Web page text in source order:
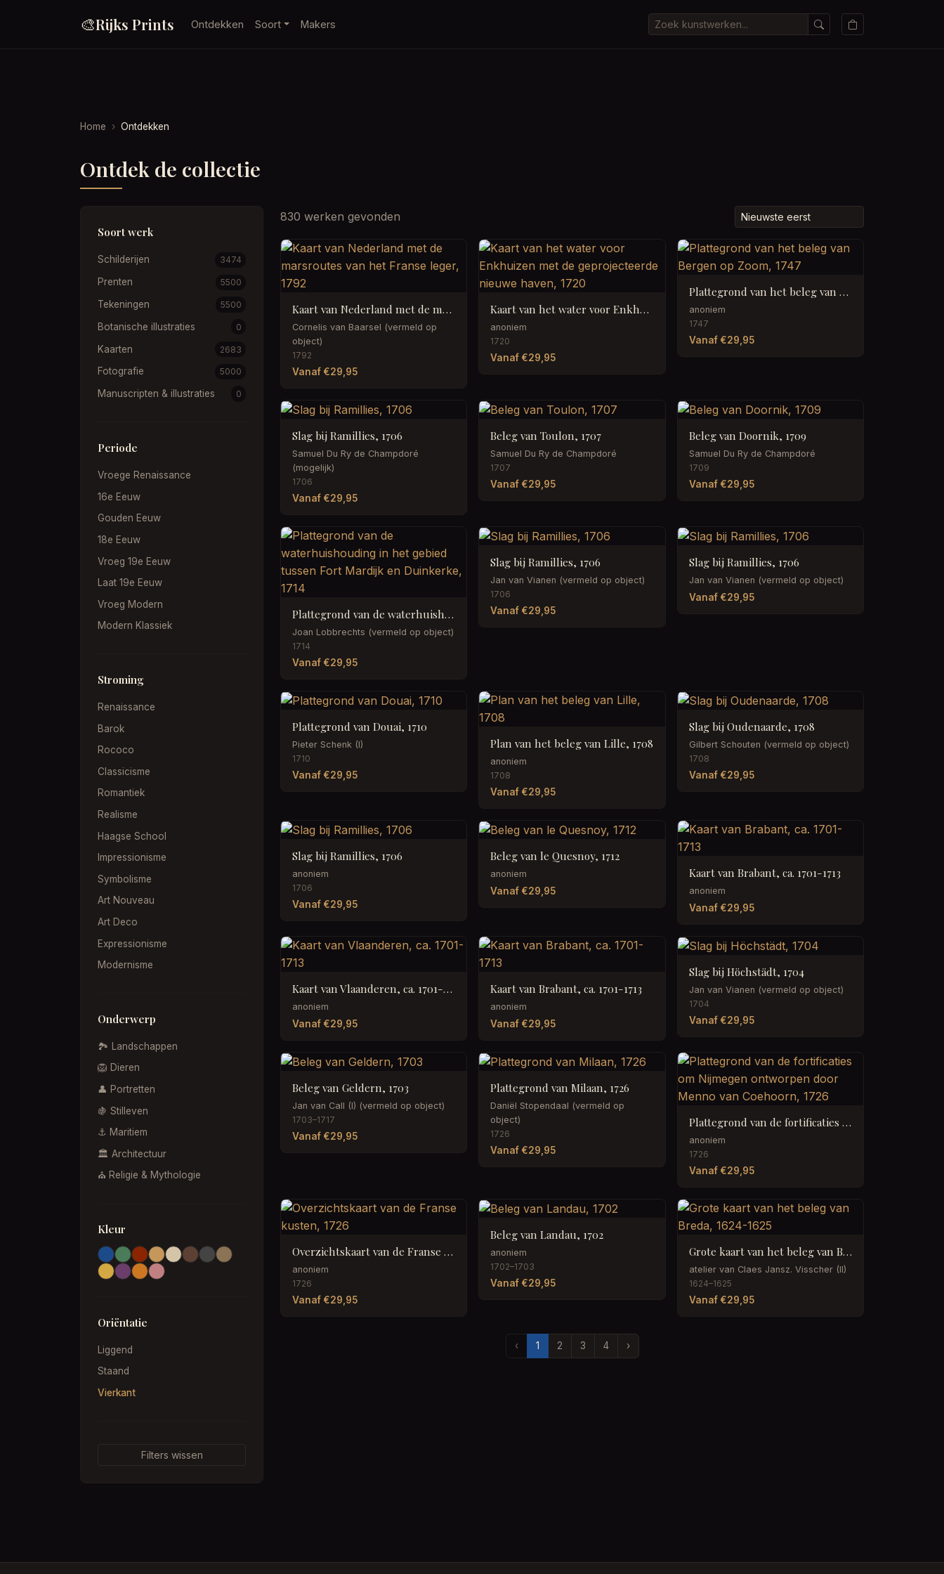
🎨Rijks Prints Ontdekken Soort Makers
Home Ontdekken
Ontdek de collectie
Soort werk
Schilderijen 3474
Prenten 5500
Tekeningen 5500
Botanische illustraties 0
Kaarten 2683
Fotografie 5000
Manuscripten & illustraties 0
Periode
Vroege Renaissance
16e Eeuw
Gouden Eeuw
18e Eeuw
Vroeg 19e Eeuw
Laat 19e Eeuw
Vroeg Modern
Modern Klassiek
Stroming
Renaissance
Barok
Rococo
Classicisme
Romantiek
Realisme
Haagse School
Impressionisme
Symbolisme
Art Nouveau
Art Deco
Expressionisme
Modernisme
Onderwerp
🏞️ Landschappen
🦁 Dieren
👤 Portretten
🍇 Stilleven
⚓ Maritiem
🏛️ Architectuur
⛪ Religie & Mythologie
Kleur
Oriëntatie
Liggend
Staand
Vierkant
Filters wissen
830 werken gevonden
Kaart van Nederland met de marsroutes van het Franse leger, 1792
Cornelis van Baarsel (vermeld op
object)
1792
Vanaf €29,95
Kaart van het water voor Enkhuizen met de geprojecteerde nieuwe haven, 1720
anoniem
1720
Vanaf €29,95
Plattegrond van het beleg van Bergen op Zoom, 1747
anoniem
1747
Vanaf €29,95
Slag bij Ramillies, 1706
Samuel Du Ry de Champdoré
(mogelijk)
1706
Vanaf €29,95
Beleg van Toulon, 1707
Samuel Du Ry de Champdoré
1707
Vanaf €29,95
Beleg van Doornik, 1709
Samuel Du Ry de Champdoré
1709
Vanaf €29,95
Plattegrond van de waterhuishouding in het gebied tussen Fort Mardijk en Duinkerke, 1714
Joan Lobbrechts (vermeld op object)
1714
Vanaf €29,95
Slag bij Ramillies, 1706
Jan van Vianen (vermeld op object)
1706
Vanaf €29,95
Slag bij Ramillies, 1706
Jan van Vianen (vermeld op object)
Vanaf €29,95
Plattegrond van Douai, 1710
Pieter Schenk (I)
1710
Vanaf €29,95
Plan van het beleg van Lille, 1708
anoniem
1708
Vanaf €29,95
Slag bij Oudenaarde, 1708
Gilbert Schouten (vermeld op object)
1708
Vanaf €29,95
Slag bij Ramillies, 1706
anoniem
1706
Vanaf €29,95
Beleg van le Quesnoy, 1712
anoniem
Vanaf €29,95
Kaart van Brabant, ca. 1701-1713
anoniem
Vanaf €29,95
Kaart van Vlaanderen, ca. 1701-1713
anoniem
Vanaf €29,95
Kaart van Brabant, ca. 1701-1713
anoniem
Vanaf €29,95
Slag bij Höchstädt, 1704
Jan van Vianen (vermeld op object)
1704
Vanaf €29,95
Beleg van Geldern, 1703
Jan van Call (I) (vermeld op object)
1703–1717
Vanaf €29,95
Plattegrond van Milaan, 1726
Daniël Stopendaal (vermeld op
object)
1726
Vanaf €29,95
Plattegrond van de fortificaties om Nijmegen ontworpen door Menno van Coehoorn, 1726
anoniem
1726
Vanaf €29,95
Overzichtskaart van de Franse kusten, 1726
anoniem
1726
Vanaf €29,95
Beleg van Landau, 1702
anoniem
1702–1703
Vanaf €29,95
Grote kaart van het beleg van Breda, 1624-1625
atelier van Claes Jansz. Visscher (II)
1624–1625
Vanaf €29,95
‹ 1 2 3 4 ›